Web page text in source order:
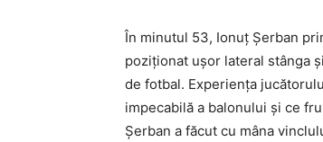
În minutul 53, Ionuţ Şerban
poziţionat uşor lateral stânga
de fotbal. Experienţa
impecabilă a balonului şi ce
Şerban a făcut cu mâna